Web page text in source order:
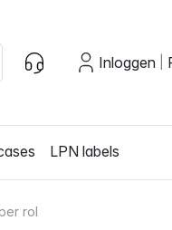
Inloggen
LPN labels
rol